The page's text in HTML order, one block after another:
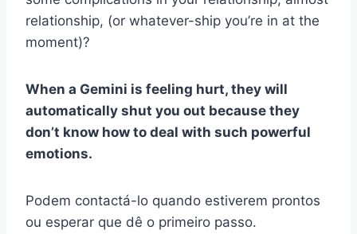
relationship, (or whatever-ship you’re in at the
moment)?
When a Gemini is feeling hurt, they will
automatically shut you out because they
don’t know how to deal with such powerful
emotions.
Podem contactá-lo quando estiverem prontos
ou esperar que dê o primeiro passo.